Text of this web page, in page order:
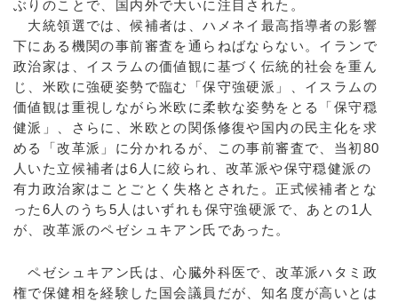
ぶりのことで、国内外で大いに注目された。
大統領選では、候補者は、ハメネイ最高指導者の影響
下にある機関の事前審査を通らねばならない。イランで
政治家は、イスラムの価値観に基づく伝統的社会を重ん
じ、米欧に強硬姿勢で臨む「保守強硬派」、イスラムの
価値観は重視しながら米欧に柔軟な姿勢をとる「保守穏
健派」、さらに、米欧との関係修復や国内の民主化を求
める「改革派」に分かれるが、この事前審査で、当初80
人いた立候補者は6人に絞られ、改革派や保守穏健派の
有力政治家はことごとく失格とされた。正式候補者とな
った6人のうち5人はいずれも保守強硬派で、あとの1人
が、改革派のペゼシュキアン氏であった。
ペゼシュキアン氏は、心臓外科医で、改革派ハタミ政
権で保健相を経験した国会議員だが、知名度が高いとは